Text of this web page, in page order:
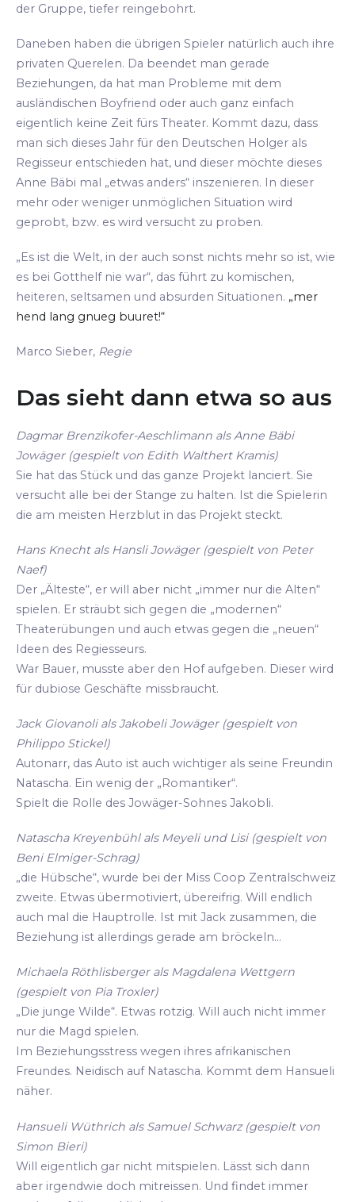
der Gruppe, tiefer reingebohrt.
Daneben haben die übrigen Spieler natürlich auch ihre
privaten Querelen. Da beendet man gerade
Beziehungen, da hat man Probleme mit dem
ausländischen Boyfriend oder auch ganz einfach
eigentlich keine Zeit fürs Theater. Kommt dazu, dass
man sich dieses Jahr für den Deutschen Holger als
Regisseur entschieden hat, und dieser möchte dieses
Anne Bäbi mal „etwas anders“ inszenieren. In dieser
mehr oder weniger unmöglichen Situation wird
geprobt, bzw. es wird versucht zu proben.
„Es ist die Welt, in der auch sonst nichts mehr so ist, wie
es bei Gotthelf nie war“, das führt zu komischen,
heiteren, seltsamen und absurden Situationen. „mer
hend lang gnueg buuret!“
Marco Sieber, Regie
Das sieht dann etwa so aus
Dagmar Brenzikofer-Aeschlimann als Anne Bäbi
Jowäger (gespielt von Edith Walthert Kramis)
Sie hat das Stück und das ganze Projekt lanciert. Sie
versucht alle bei der Stange zu halten. Ist die Spielerin
die am meisten Herzblut in das Projekt steckt.
Hans Knecht als Hansli Jowäger (gespielt von Peter
Naef)
Der „Älteste“, er will aber nicht „immer nur die Alten“
spielen. Er sträubt sich gegen die „modernen“
Theaterübungen und auch etwas gegen die „neuen“
Ideen des Regiesseurs.
War Bauer, musste aber den Hof aufgeben. Dieser wird
für dubiose Geschäfte missbraucht.
Jack Giovanoli als Jakobeli Jowäger (gespielt von
Philippo Stickel)
Autonarr, das Auto ist auch wichtiger als seine Freundin
Natascha. Ein wenig der „Romantiker“.
Spielt die Rolle des Jowäger-Sohnes Jakobli.
Natascha Kreyenbühl als Meyeli und Lisi (gespielt von
Beni Elmiger-Schrag)
„die Hübsche“, wurde bei der Miss Coop Zentralschweiz
zweite. Etwas übermotiviert, übereifrig. Will endlich
auch mal die Hauptrolle. Ist mit Jack zusammen, die
Beziehung ist allerdings gerade am bröckeln...
Michaela Röthlisberger als Magdalena Wettgern
(gespielt von Pia Troxler)
„Die junge Wilde“. Etwas rotzig. Will auch nicht immer
nur die Magd spielen.
Im Beziehungsstress wegen ihres afrikanischen
Freundes. Neidisch auf Natascha. Kommt dem Hansueli
näher.
Hansueli Wüthrich als Samuel Schwarz (gespielt von
Simon Bieri)
Will eigentlich gar nicht mitspielen. Lässt sich dann
aber irgendwie doch mitreissen. Und findet immer